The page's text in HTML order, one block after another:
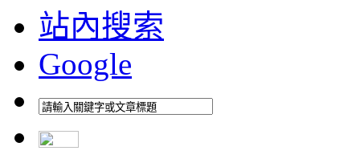
站內搜索
Google